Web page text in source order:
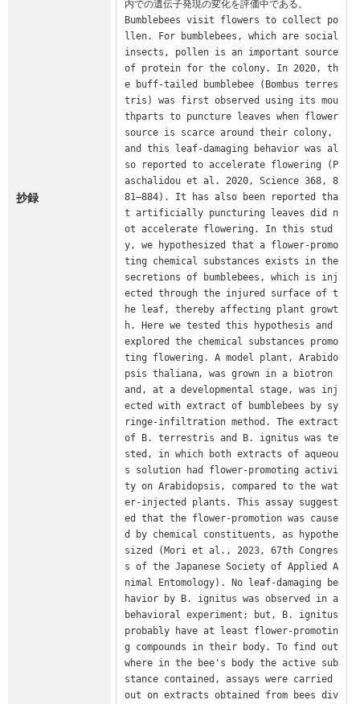
抄録
内での遺伝子発現の変化を評価中である。
Bumblebees visit flowers to collect po
llen. For bumblebees, which are social
insects, pollen is an important source
of protein for the colony. In 2020, th
e buff-tailed bumblebee (Bombus terres
tris) was first observed using its mou
thparts to puncture leaves when flower
source is scarce around their colony,
and this leaf-damaging behavior was al
so reported to accelerate flowering (P
aschalidou et al. 2020, Science 368, 8
81–884). It has also been reported tha
t artificially puncturing leaves did n
ot accelerate flowering. In this stud
y, we hypothesized that a flower-promo
ting chemical substances exists in the
secretions of bumblebees, which is inj
ected through the injured surface of t
he leaf, thereby affecting plant growt
h. Here we tested this hypothesis and
explored the chemical substances promo
ting flowering. A model plant, Arabido
psis thaliana, was grown in a biotron
and, at a developmental stage, was inj
ected with extract of bumblebees by sy
ringe-infiltration method. The extract
of B. terrestris and B. ignitus was te
sted, in which both extracts of aqueou
s solution had flower-promoting activi
ty on Arabidopsis, compared to the wat
er-injected plants. This assay suggest
ed that the flower-promotion was cause
d by chemical constituents, as hypothe
sized (Mori et al., 2023, 67th Congres
s of the Japanese Society of Applied A
nimal Entomology). No leaf-damaging be
havior by B. ignitus was observed in a
behavioral experiment; but, B. ignitus
probably have at least flower-promotin
g compounds in their body. To find out
where in the bee's body the active sub
stance contained, assays were carried
out on extracts obtained from bees div